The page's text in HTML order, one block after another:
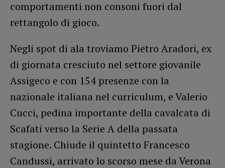
comportamenti non consoni fuori dal
rettangolo di gioco.
Negli spot di ala troviamo Pietro Aradori, ex
di giornata cresciuto nel settore giovanile
Assigeco e con 154 presenze con la
nazionale italiana nel curriculum, e Valerio
Cucci, pedina importante della cavalcata di
Scafati verso la Serie A della passata
stagione. Chiude il quintetto Francesco
Candussi, arrivato lo scorso mese da Verona